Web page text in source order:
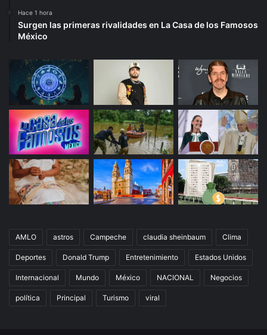
Hace 1 hora
Surgen las primeras rivalidades en La Casa de los Famosos
México
AMLO astros Campeche claudia sheinbaum Clima
Deportes Donald Trump Entretenimiento Estados Unidos
Internacional Mundo México NACIONAL Negocios
política Principal Turismo viral